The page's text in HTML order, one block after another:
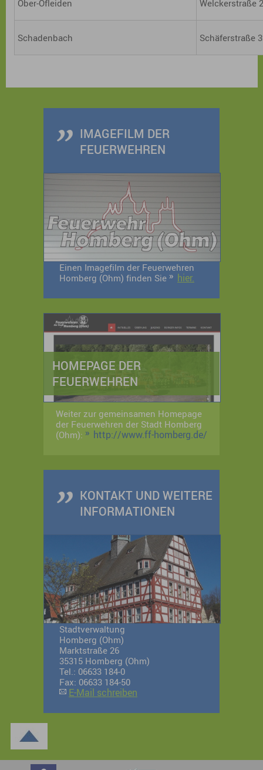
Ober-Ofleiden Welckerstraße
Schadenbach Schäferstraße
IMAGEFILM DER
FEUERWEHREN
Einen Imagefilm der Feuerwehren
Homberg (Ohm) finden Sie
hier.
HOMEPAGE DER
FEUERWEHREN
Weiter zur gemeinsamen Homepage
der Feuerwehren der Stadt Homberg
(Ohm):
http://www.ff-homberg.de/
KONTAKT UND WEITERE
INFORMATIONEN
Stadtverwaltung
Homberg (Ohm)
Marktstraße 26
35315 Homberg (Ohm)
Tel.: 06633 184-0
Fax: 06633 184-50
E-Mail schreiben